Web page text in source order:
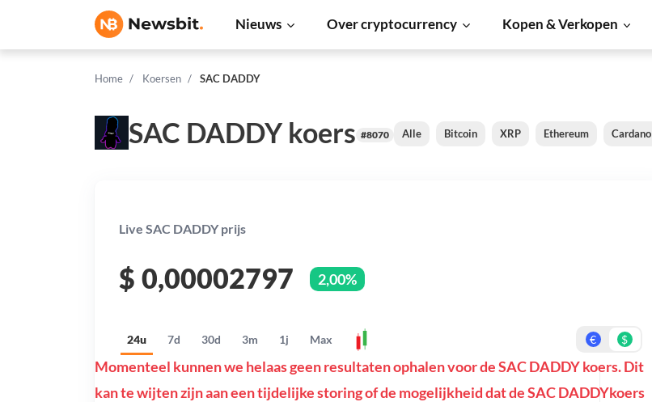
Nieuws Over cryptocurrency Kopen & Verkopen
Home Koersen SAC DADDY
SAC DADDY koers #8070 Alle Bitcoin XRP Ethereum Cardano
Live SAC DADDY prijs
$ 0,00002797 2,00%
24u 7d 30d 3m 1j Max € $
Momenteel kunnen we helaas geen resultaten ophalen voor de SAC DADDY koers. Dit
kan te wijten zijn aan een tijdelijke storing of de mogelijkheid dat de SAC DADDYkoers